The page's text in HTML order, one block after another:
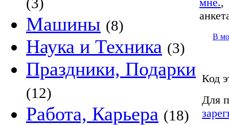
Машины (8)
Наука и Техника (3)
Праздники, Подарки
(12)
Работа, Карьера (18)
В
Код
Для